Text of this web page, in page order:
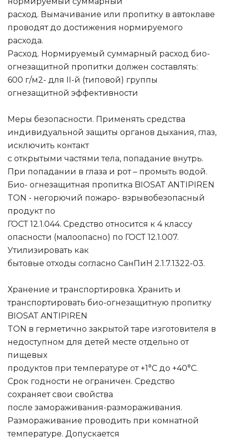
расход. Вымачивание или пропитку в автоклаве
проводят до достижения нормируемого
расхода.
Расход. Нормируемый суммарный расход био-
огнезащитной пропитки должен составлять:
600 г/м2- для II-й (типовой) группы
огнезащитной эффективности
Меры безопасности. Применять средства
индивидуальной защиты органов дыхания, глаз,
исключить контакт
с открытыми частями тела, попадание внутрь.
При попадании в глаза и рот – промыть водой.
Био- огнезащитная пропитка BIOSAT ANTIPIREN
TON - негорючий пожаро- взрывобезопасный
продукт по
ГОСТ 12.1.044. Средство относится к 4 классу
опасности (малоопасно) по ГОСТ 12.1.007.
Утилизировать как
бытовые отходы согласно СанПиН 2.1.7.1322-03.
Хранение и транспортировка. Хранить и
транспортировать био-огнезащитную пропитку
BIOSAT ANTIPIREN
TON в герметично закрытой таре изготовителя в
недоступном для детей месте отдельно от
пищевых
продуктов при температуре от +1°С до +40°С.
Срок годности не ограничен. Средство
сохраняет свои свойства
после замораживания-размораживания.
Размораживание проводить при комнатной
температуре. Допускается